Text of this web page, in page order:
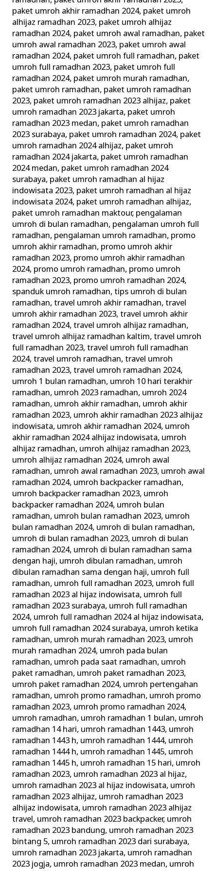
paket umroh akhir ramadhan 2024, paket umroh
alhijaz ramadhan 2023, paket umroh alhijaz
ramadhan 2024, paket umroh awal ramadhan, paket
umroh awal ramadhan 2023, paket umroh awal
ramadhan 2024, paket umroh full ramadhan, paket
umroh full ramadhan 2023, paket umroh full
ramadhan 2024, paket umroh murah ramadhan,
paket umroh ramadhan, paket umroh ramadhan
2023, paket umroh ramadhan 2023 alhijaz, paket
umroh ramadhan 2023 jakarta, paket umroh
ramadhan 2023 medan, paket umroh ramadhan
2023 surabaya, paket umroh ramadhan 2024, paket
umroh ramadhan 2024 alhijaz, paket umroh
ramadhan 2024 jakarta, paket umroh ramadhan
2024 medan, paket umroh ramadhan 2024
surabaya, paket umroh ramadhan al hijaz
indowisata 2023, paket umroh ramadhan al hijaz
indowisata 2024, paket umroh ramadhan alhijaz,
paket umroh ramadhan maktour, pengalaman
umroh di bulan ramadhan, pengalaman umroh full
ramadhan, pengalaman umroh ramadhan, promo
umroh akhir ramadhan, promo umroh akhir
ramadhan 2023, promo umroh akhir ramadhan
2024, promo umroh ramadhan, promo umroh
ramadhan 2023, promo umroh ramadhan 2024,
spanduk umroh ramadhan,tips umroh di bulan
ramadhan,travel umroh akhir ramadhan,travel
umroh akhir ramadhan 2023,travel umroh akhir
ramadhan 2024,travel umroh alhijaz ramadhan,
travel umroh alhijaz ramadhan kaltim,travel umroh
full ramadhan 2023,travel umroh full ramadhan
2024,travel umroh ramadhan,travel umroh
ramadhan 2023,travel umroh ramadhan 2024,
umroh 1 bulan ramadhan, umroh 10 hari terakhir
ramadhan, umroh 2023 ramadhan, umroh 2024
ramadhan, umroh akhir ramadhan, umroh akhir
ramadhan 2023, umroh akhir ramadhan 2023 alhijaz
indowisata, umroh akhir ramadhan 2024, umroh
akhir ramadhan 2024 alhijaz indowisata, umroh
alhijaz ramadhan, umroh alhijaz ramadhan 2023,
umroh alhijaz ramadhan 2024, umroh awal
ramadhan, umroh awal ramadhan 2023, umroh awal
ramadhan 2024, umroh backpacker ramadhan,
umroh backpacker ramadhan 2023, umroh
backpacker ramadhan 2024, umroh bulan
ramadhan, umroh bulan ramadhan 2023, umroh
bulan ramadhan 2024, umroh di bulan ramadhan,
umroh di bulan ramadhan 2023, umroh di bulan
ramadhan 2024, umroh di bulan ramadhan sama
dengan haji, umroh dibulan ramadhan, umroh
dibulan ramadhan sama dengan haji, umroh full
ramadhan, umroh full ramadhan 2023, umroh full
ramadhan 2023 al hijaz indowisata, umroh full
ramadhan 2023 surabaya, umroh full ramadhan
2024, umroh full ramadhan 2024 al hijaz indowisata,
umroh full ramadhan 2024 surabaya, umroh ketika
ramadhan, umroh murah ramadhan 2023, umroh
murah ramadhan 2024, umroh pada bulan
ramadhan, umroh pada saat ramadhan, umroh
paket ramadhan, umroh paket ramadhan 2023,
umroh paket ramadhan 2024, umroh pertengahan
ramadhan, umroh promo ramadhan, umroh promo
ramadhan 2023, umroh promo ramadhan 2024,
umroh ramadhan, umroh ramadhan 1 bulan, umroh
ramadhan 14 hari, umroh ramadhan 1443, umroh
ramadhan 1443 h, umroh ramadhan 1444, umroh
ramadhan 1444 h, umroh ramadhan 1445, umroh
ramadhan 1445 h, umroh ramadhan 15 hari, umroh
ramadhan 2023, umroh ramadhan 2023 al hijaz,
umroh ramadhan 2023 al hijaz indowisata, umroh
ramadhan 2023 alhijaz, umroh ramadhan 2023
alhijaz indowisata, umroh ramadhan 2023 alhijaz
travel, umroh ramadhan 2023 backpacker, umroh
ramadhan 2023 bandung, umroh ramadhan 2023
bintang 5, umroh ramadhan 2023 dari surabaya,
umroh ramadhan 2023 jakarta, umroh ramadhan
2023 jogja, umroh ramadhan 2023 medan, umroh